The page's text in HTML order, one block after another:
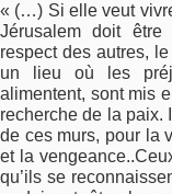
« (…) Si elle veut
Jérusalem doit
respect des autres,
un lieu où les
alimentent, sont mis
recherche de la paix.
de ces murs, pour la
et la
qu’ils se